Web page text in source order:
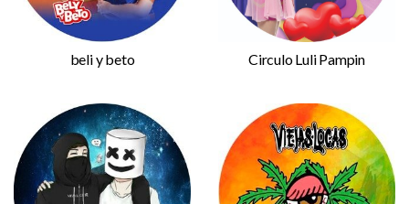
beli y beto Circulo Luli Pampin